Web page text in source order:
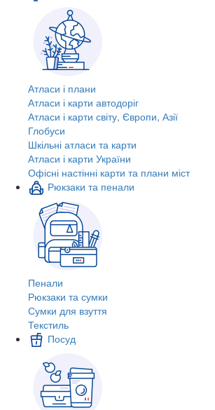
Атласи і плани
Атласи і карти автодоріг
Атласи і карти світу, Європи, Азії
Глобуси
Шкільні атласи та карти
Атласи і карти України
Офісні настінні карти та плани міст
Рюкзаки та пенали
Пенали
Рюкзаки та сумки
Сумки для взуття
Текстиль
Посуд